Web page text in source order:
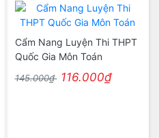
Cẩm Nang Luyện Thi THPT
Quốc Gia Môn Toán
145.000₫ 116.000₫